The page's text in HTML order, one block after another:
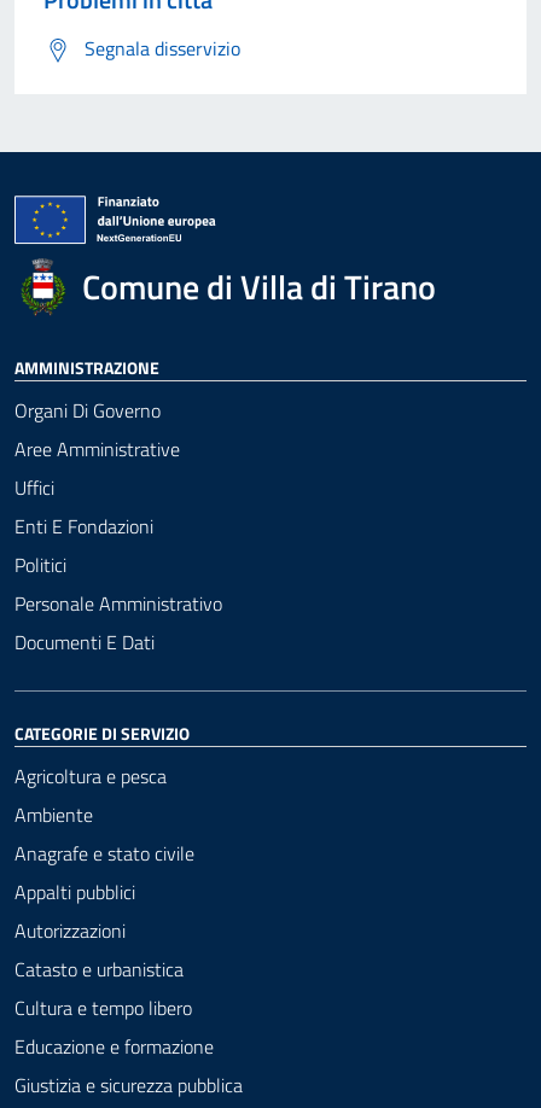
Segnala disservizio
Comune di Villa di Tirano
AMMINISTRAZIONE
Organi Di Governo
Aree Amministrative
Uffici
Enti E Fondazioni
Politici
Personale Amministrativo
Documenti E Dati
CATEGORIE DI SERVIZIO
Agricoltura e pesca
Ambiente
Anagrafe e stato civile
Appalti pubblici
Autorizzazioni
Catasto e urbanistica
Cultura e tempo libero
Educazione e formazione
Giustizia e sicurezza pubblica